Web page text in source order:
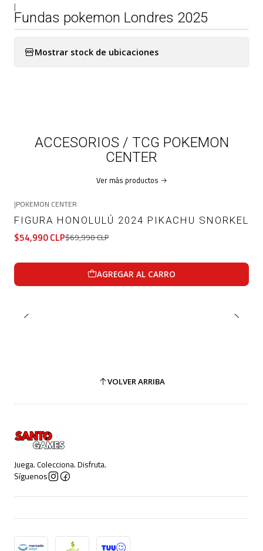
|
Fundas pokemon Londres 2025
Mostrar stock de ubicaciones
ACCESORIOS / TCG POKEMON
CENTER
Ver más productos
|POKEMON CENTER
FIGURA HONOLULÚ 2024 PIKACHU SNORKEL
$54,990 CLP$69,990 CLP
AGREGAR AL CARRO
VOLVER ARRIBA
Juega. Colecciona. Disfruta.
Síguenos